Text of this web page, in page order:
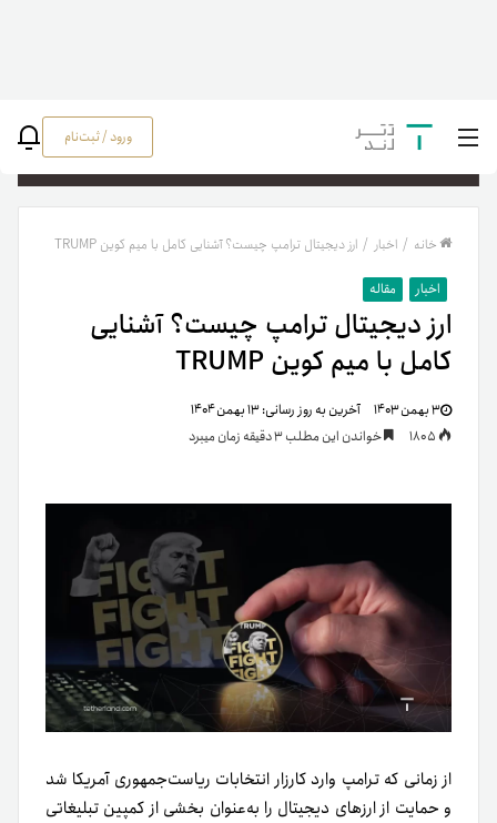
ورود / ثبت‌نام
خانه / اخبار / ارز دیجیتال ترامپ چیست؟ آشنایی کامل با میم کوین TRUMP
اخبار مقاله
ارز دیجیتال ترامپ چیست؟ آشنایی
کامل با میم کوین TRUMP
۳ بهمن ۱۴۰۳ آخرین به روز رسانی:۱۳ بهمن ۱۴۰۴
خواندن این مطلب 3 دقیقه زمان میبرد
از زمانی که ترامپ وارد کارزار انتخابات ریاست‌جمهوری آمریکا شد
و حمایت از ارزهای دیجیتال را به‌عنوان بخشی از کمپین تبلیغاتی